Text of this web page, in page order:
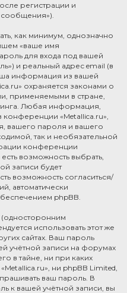
регистрации и
сообщения»).
как минимум, однозначно
«ваше имя
для входа под вашей
и реальный адрес email (в
информация из вашей
охраняется законами о
применяемыми в стране,
Любая информация,
«Metallica.ru»,
вашего пароля и вашего
так и необязательной
конференции
возможность выбрать,
записи будет
возможность согласиться/
автоматически
phpBB.
использовать этот же
сайтах. Ваш пароль
учётной записи на форумах
в тайне, ни при каких
ни phpBB Limited,
ваш пароль. В
к вашей учётной записи, вы